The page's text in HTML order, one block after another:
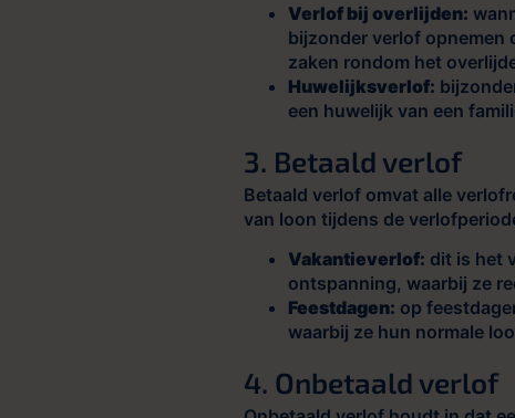
Verlof bij overlijden:
bijzonder verlof opnemen
zaken rondom het
Huwelijksverlof:
een huwelijk van een
3. Betaald verlof
Betaald verlof omvat alle
van loon tijdens de
Vakantieverlof: dit is het
ontspanning, waarbij ze
Feestdagen: op
waarbij ze hun normale
4. Onbetaald verlof